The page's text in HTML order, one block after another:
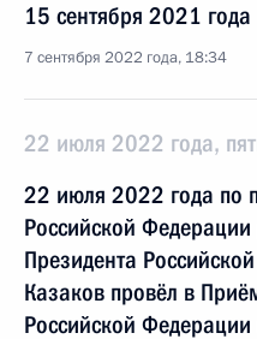
15 сентября 2021 года
7 сентября 2022 года, 18:34
22 июля 2022 года,
22 июля 2022 года по
Российской Федерации
Президента
Казаков провёл в
Российской